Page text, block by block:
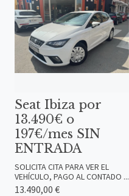
Seat Ibiza por
13.490€ o
197€/mes SIN
ENTRADA
SOLICITA CITA PARA VER EL
VEHÍCULO, PAGO AL CONTADO ...
13.490,00 €